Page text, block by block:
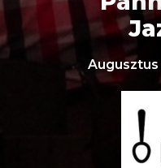
Augusztus